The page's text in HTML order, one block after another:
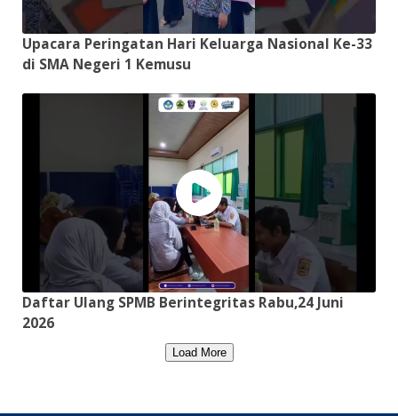
Upacara Peringatan Hari Keluarga Nasional Ke-33
di SMA Negeri 1 Kemusu
Daftar Ulang SPMB Berintegritas Rabu,24 Juni
2026
Load More